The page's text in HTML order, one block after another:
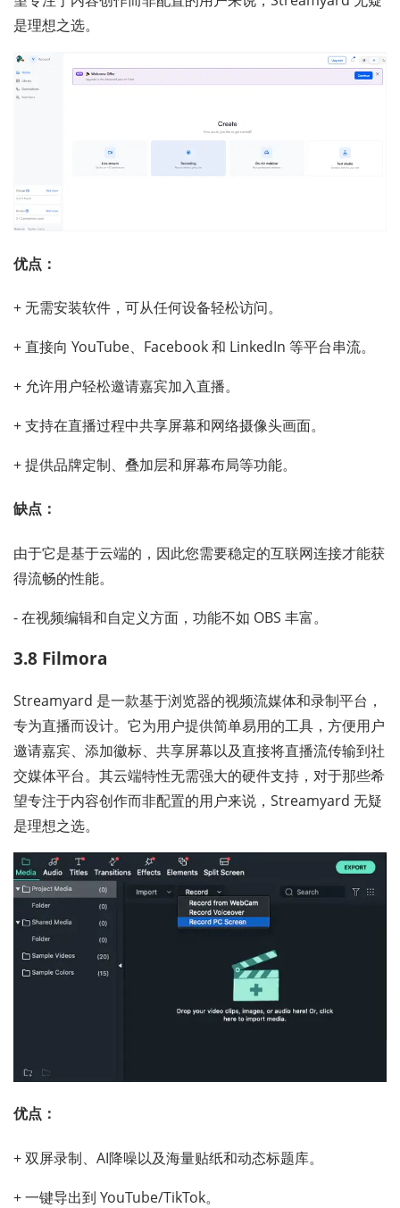
是理想之选。
优点：
+ 无需安装软件，可从任何设备轻松访问。
+ 直接向 YouTube、Facebook 和 LinkedIn 等平台串流。
+ 允许用户轻松邀请嘉宾加入直播。
+ 支持在直播过程中共享屏幕和网络摄像头画面。
+ 提供品牌定制、叠加层和屏幕布局等功能。
缺点：
由于它是基于云端的，因此您需要稳定的互联网连接才能获
得流畅的性能。
- 在视频编辑和自定义方面，功能不如 OBS 丰富。
3.8 Filmora
Streamyard 是一款基于浏览器的视频流媒体和录制平台，
专为直播而设计。它为用户提供简单易用的工具，方便用户
邀请嘉宾、添加徽标、共享屏幕以及直接将直播流传输到社
交媒体平台。其云端特性无需强大的硬件支持，对于那些希
望专注于内容创作而非配置的用户来说，Streamyard 无疑
是理想之选。
优点：
+ 双屏录制、AI降噪以及海量贴纸和动态标题库。
+ 一键导出到 YouTube/TikTok。